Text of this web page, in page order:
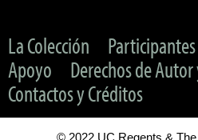
La Colección
Apoyo
Derechos de Autor
Contactos y Créditos